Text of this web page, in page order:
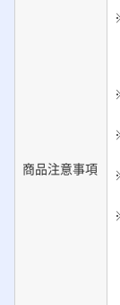
商品注意事項